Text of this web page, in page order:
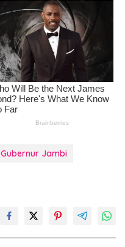
Gubernur Jambi